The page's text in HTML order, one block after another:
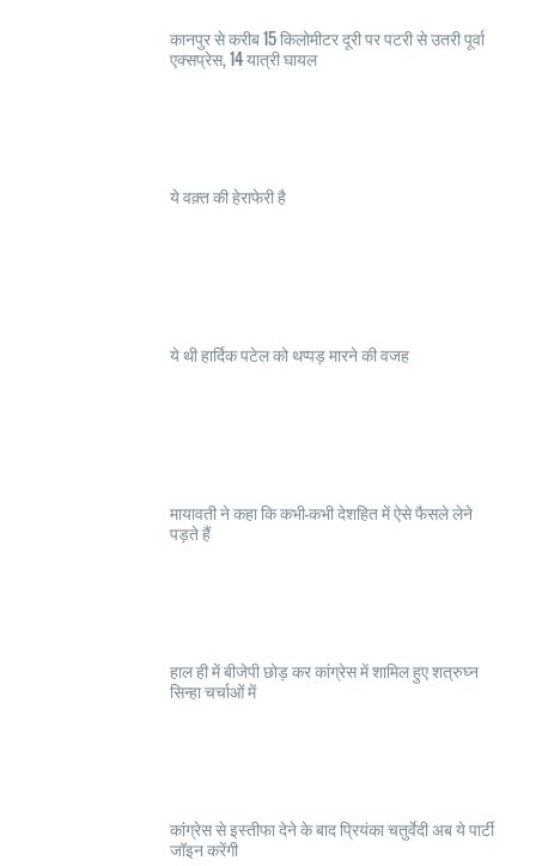
कानपुर से करीब 15 किलोमीटर दूरी पर पटरी से उतरी पूर्वा
एक्सप्रेस, 14 यात्री घायल
ये वक़्त की हेराफेरी है
ये थी हार्दिक पटेल को थप्पड़ मारने की वजह
मायावती ने कहा कि कभी-कभी देशहित में ऐसे फैसले लेने
पड़ते हैं
हाल ही में बीजेपी छोड़ कर कांग्रेस में शामिल हुए शत्रुघ्न
सिन्हा चर्चाओं में
कांग्रेस से इस्तीफा देने के बाद प्रियंका चतुर्वेदी अब ये पार्टी
जॉइन करेंगी